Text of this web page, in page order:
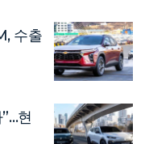
수출
현